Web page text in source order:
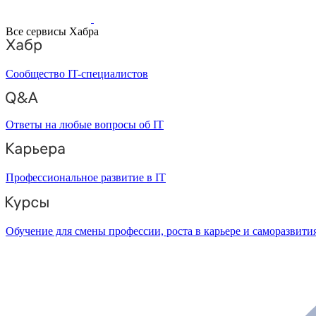
Все сервисы Хабра
Сообщество IT-специалистов
Ответы на любые вопросы об IT
Профессиональное развитие в IT
Обучение для смены профессии, роста в карьере и